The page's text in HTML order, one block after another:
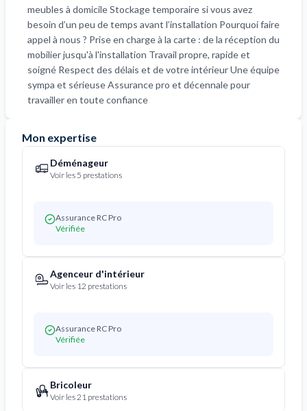
meubles à domicile Stockage temporaire si vous avez
besoin d’un peu de temps avant l’installation Pourquoi faire
appel à nous ? Prise en charge à la carte : de la réception du
mobilier jusqu'à l'installation Travail propre, rapide et
soigné Respect des délais et de votre intérieur Une équipe
sympa et sérieuse Assurance pro et décennale pour
travailler en toute confiance
Mon expertise
Déménageur
Voir les 5 prestations
Assurance RC Pro
Vérifiée
Agenceur d'intérieur
Voir les 12 prestations
Assurance RC Pro
Vérifiée
Bricoleur
Voir les 21 prestations